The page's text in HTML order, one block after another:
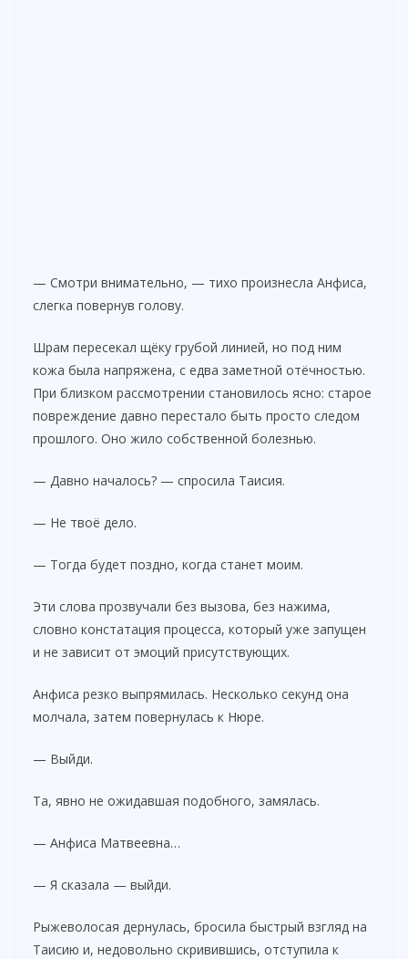
— Смотри внимательно, — тихо произнесла Анфиса,
слегка повернув голову.
Шрам пересекал щёку грубой линией, но под ним
кожа была напряжена, с едва заметной отёчностью.
При близком рассмотрении становилось ясно: старое
повреждение давно перестало быть просто следом
прошлого. Оно жило собственной болезнью.
— Давно началось? — спросила Таисия.
— Не твоё дело.
— Тогда будет поздно, когда станет моим.
Эти слова прозвучали без вызова, без нажима,
словно констатация процесса, который уже запущен
и не зависит от эмоций присутствующих.
Анфиса резко выпрямилась. Несколько секунд она
молчала, затем повернулась к Нюре.
— Выйди.
Та, явно не ожидавшая подобного, замялась.
— Анфиса Матвеевна…
— Я сказала — выйди.
Рыжеволосая дернулась, бросила быстрый взгляд на
Таисию и, недовольно скривившись, отступила к